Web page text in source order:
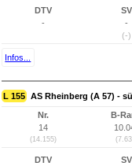
DTV
-
SV
-
(-)
Infos...
L 155 AS Rheinberg (A 57) -
Nr.
14
(14.155)
B-
DTV
SV